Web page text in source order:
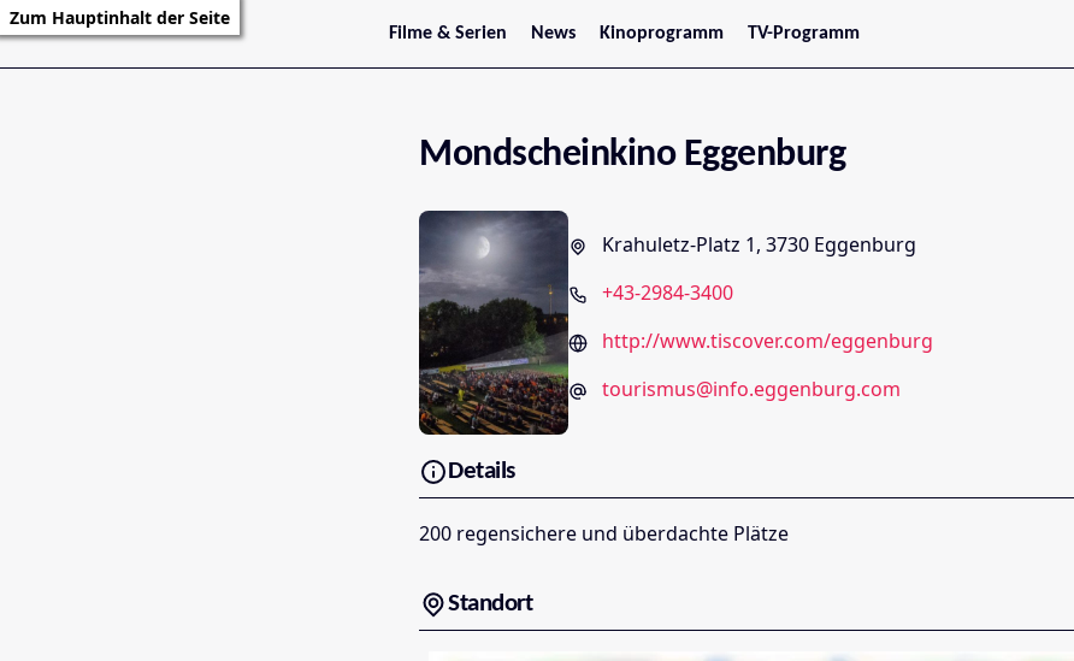
Zum Hauptinhalt der Seite
Filme & Serien
Trailer
Serienarchiv
News
Stars
Kinoprogramm
Jetzt im Kino
Niederösterreich
Oberösterreich
Salzburg
Vorarlberg
TV-Programm
Mondscheinkino Eggenburg
Krahuletz-Platz 1, 3730 Eggenburg
+43-2984-3400
http://www.tiscover.com/eggenburg
tourismus@info.eggenburg.com
Details
200 regensichere und überdachte Plätze
Standort